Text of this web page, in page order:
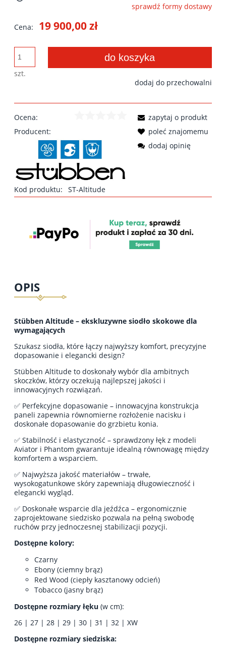
Cena nie zawiera ewentualnych kosztów płatności
sprawdź formy dostawy
Cena: 19 900,00 zł
szt.
do koszyka
dodaj do przechowalni
Ocena:
Producent:
Kod produktu: ST-Altitude
zapytaj o produkt
poleć znajomemu
dodaj opinię
OPIS
Stübben Altitude – ekskluzywne siodło skokowe dla
wymagających
Szukasz siodła, które łączy najwyższy komfort, precyzyjne
dopasowanie i elegancki design?
Stübben Altitude to doskonały wybór dla ambitnych
skoczków, którzy oczekują najlepszej jakości i
innowacyjnych rozwiązań.
✅ Perfekcyjne dopasowanie – innowacyjna konstrukcja
paneli zapewnia równomierne rozłożenie nacisku i
doskonałe dopasowanie do grzbietu konia.
✅ Stabilność i elastyczność – sprawdzony łęk z modeli
Aviator i Phantom gwarantuje idealną równowagę między
komfortem a wsparciem.
✅ Najwyższa jakość materiałów – trwałe,
wysokogatunkowe skóry zapewniają długowieczność i
elegancki wygląd.
✅ Doskonałe wsparcie dla jeźdźca – ergonomicznie
zaprojektowane siedzisko pozwala na pełną swobodę
ruchów przy jednoczesnej stabilizacji pozycji.
Dostępne kolory:
Czarny
Ebony (ciemny brąz)
Red Wood (ciepły kasztanowy odcień)
Tobacco (jasny brąz)
Dostępne rozmiary łęku (w cm):
26 | 27 | 28 | 29 | 30 | 31 | 32 | XW
Dostępne rozmiary siedziska: